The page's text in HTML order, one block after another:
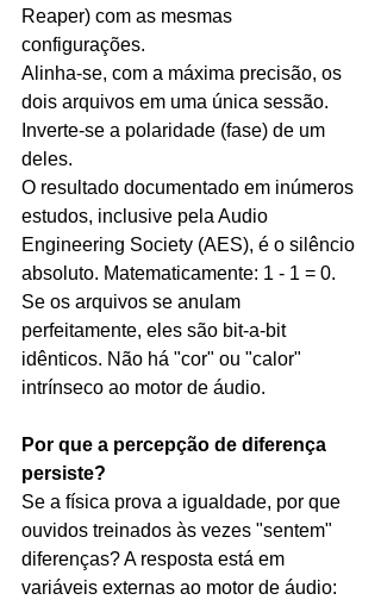
Reaper) com as mesmas
configurações.
Alinha-se, com a máxima precisão, os
dois arquivos em uma única sessão.
Inverte-se a polaridade (fase) de um
deles.
O resultado documentado em inúmeros
estudos, inclusive pela Audio
Engineering Society (AES), é o silêncio
absoluto. Matematicamente: 1 - 1 = 0.
Se os arquivos se anulam
perfeitamente, eles são bit-a-bit
idênticos. Não há "cor" ou "calor"
intrínseco ao motor de áudio.
Por que a percepção de diferença
persiste?
Se a física prova a igualdade, por que
ouvidos treinados às vezes "sentem"
diferenças? A resposta está em
variáveis externas ao motor de áudio: